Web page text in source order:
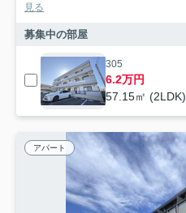
見る
募集中の部屋
305
6.2万円
57.15㎡ (2LDK)
アパート